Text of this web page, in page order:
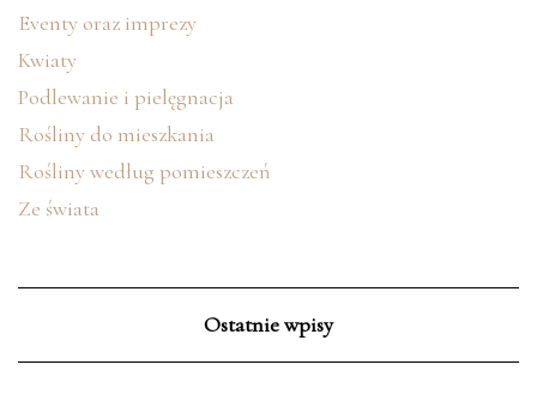
Eventy oraz imprezy
Kwiaty
Podlewanie i pielęgnacja
Rośliny do mieszkania
Rośliny według pomieszczeń
Ze świata
Ostatnie wpisy